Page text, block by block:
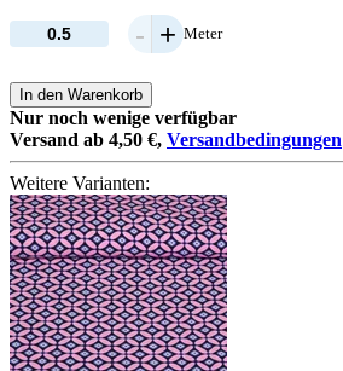
- + Meter
In den Warenkorb
Nur noch wenige verfügbar
Versand ab 4,50 €, Versandbedingungen
Weitere Varianten: